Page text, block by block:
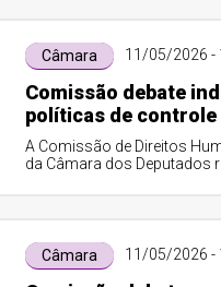
Câmara 11/05/2026 -
Comissão debate
políticas de
A Comissão de Direitos
da Câmara dos Deputados
Câmara 11/05/2026 -